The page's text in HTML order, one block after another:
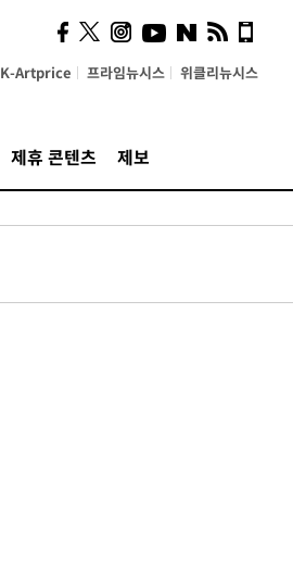
K-Artprice 프라임뉴시스 위클리뉴시스
제휴 콘텐츠 제보